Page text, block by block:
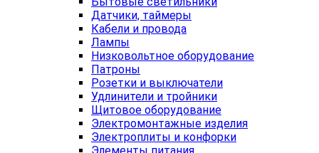
Датчики, таймеры
Кабели и провода
Лампы
Низковольтное оборудование
Патроны
Розетки и выключатели
Удлинители и тройники
Щитовое оборудование
Электромонтажные изделия
Электроплиты и конфорки